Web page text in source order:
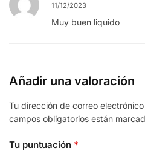
11/12/2023
Muy buen liquido
Añadir una valoración
Tu dirección de correo
campos obligatorios están
Tu puntuación *